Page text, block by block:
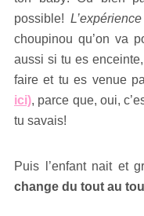
possible!
choupinou qu’on va
aussi si tu es
faire et tu es venue
ici), parce que, oui,
tu savais!
Puis l’enfant nait et
change du tout au